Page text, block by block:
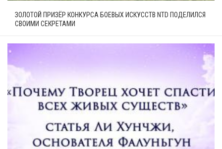
ЗОЛОТОЙ ПРИЗЁР КОНКУРСА БОЕВЫХ ИСКУССТВ NTD ПОДЕЛИЛСЯ
СВОИМИ СЕКРЕТАМИ